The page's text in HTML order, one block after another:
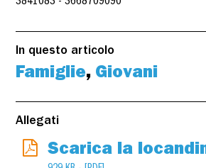
In questo articolo
Famiglie, Giovani
Allegati
Scarica la